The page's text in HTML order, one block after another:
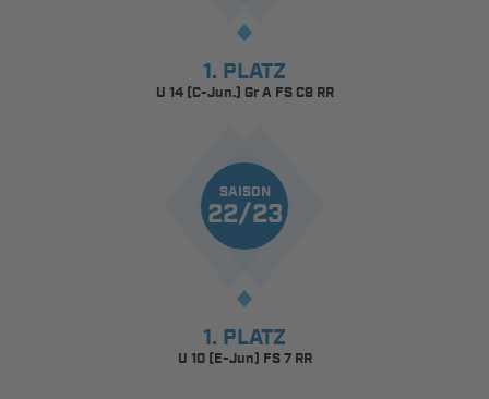
1. PLATZ
U 14 (C-Jun.) Gr A FS C9 RR
SAISON
22/23
1. PLATZ
U 10 (E-Jun) FS 7 RR